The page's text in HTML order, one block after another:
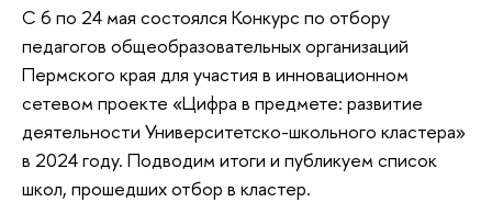
С 6 по 24 мая состоялся Конкурс по отбору
педагогов общеобразовательных организаций
Пермского края для участия в инновационном
сетевом проекте «Цифра в предмете: развитие
деятельности Университетско-школьного кластера»
в 2024 году. Подводим итоги и публикуем список
школ, прошедших отбор в кластер.